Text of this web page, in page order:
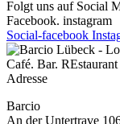
Folgt uns auf Social
Facebook. instagram
Social-facebook
Café. Bar.
Adresse
Barcio
An der Untertrave